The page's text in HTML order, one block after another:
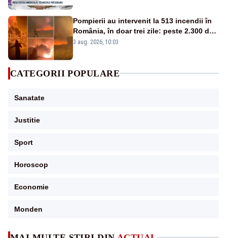
Pompierii au intervenit la 513 incendii în
România, în doar trei zile: peste 2.300 de
hectare de teren au fost afectate
3 aug. 2026, 10:03
CATEGORII POPULARE
Sanatate
Justitie
Sport
Horoscop
Economie
Monden